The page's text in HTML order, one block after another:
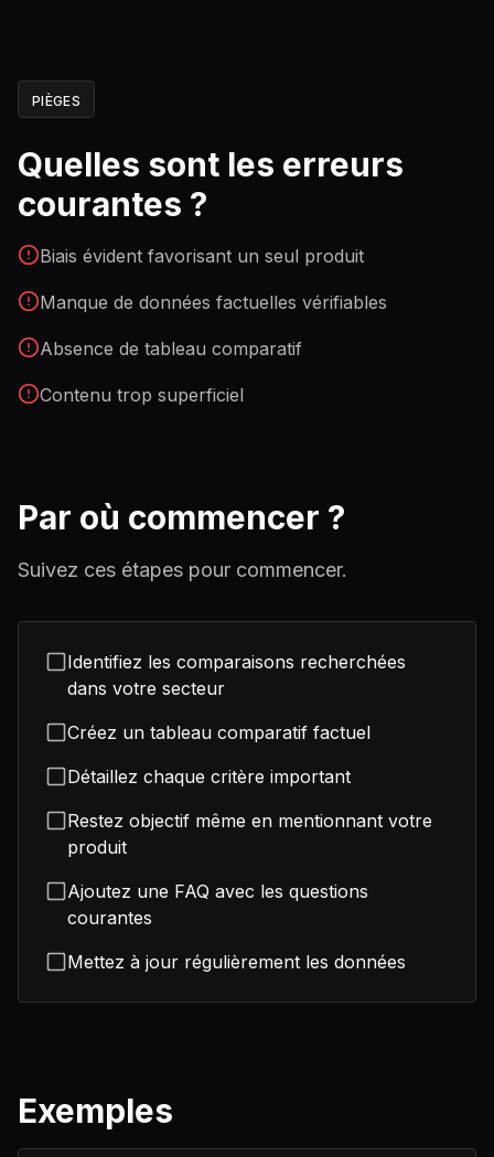
PIÈGES
Quelles sont les erreurs
courantes ?
Biais évident favorisant un seul produit
Manque de données factuelles vérifiables
Absence de tableau comparatif
Contenu trop superficiel
Par où commencer ?
Suivez ces étapes pour commencer.
Identifiez les comparaisons recherchées
dans votre secteur
Créez un tableau comparatif factuel
Détaillez chaque critère important
Restez objectif même en mentionnant votre
produit
Ajoutez une FAQ avec les questions
courantes
Mettez à jour régulièrement les données
Exemples